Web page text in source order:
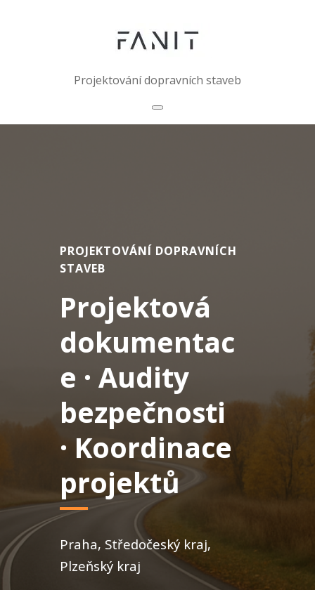
Projektování dopravních staveb
PROJEKTOVÁNÍ DOPRAVNÍCH
STAVEB
Projektová
dokumentac
e · Audity
bezpečnosti
· Koordinace
projektů
Praha, Středočeský kraj,
Plzeňský kraj